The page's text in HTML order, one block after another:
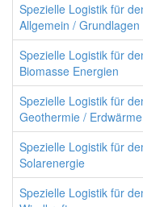
Spezielle Logistik für
Allgemein / Grundlagen
Spezielle Logistik für
Biomasse Energien
Spezielle Logistik für
Geothermie / Erdwärme
Spezielle Logistik für
Solarenergie
Spezielle Logistik für